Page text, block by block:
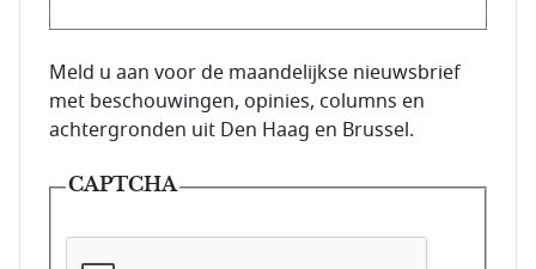
E-mailadres van de abonnee.
Meld u aan voor de maandelijkse nieuwsbrief
met beschouwingen, opinies, columns en
achtergronden uit Den Haag en Brussel.
CAPTCHA